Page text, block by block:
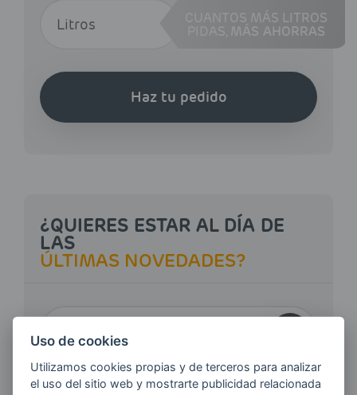
CUANTOS MÁS LITROS
MÁS AHORRAS
Haz tu pedido
¿QUIERES ESTAR AL DÍA DE
LAS
ÚLTIMAS NOVEDADES?
E-MAIL
Quiero recibir las últimas novedades de AVIA
Uso de cookies
Utilizamos cookies propias y de terceros para analizar
el uso del sitio web y mostrarte publicidad relacionada